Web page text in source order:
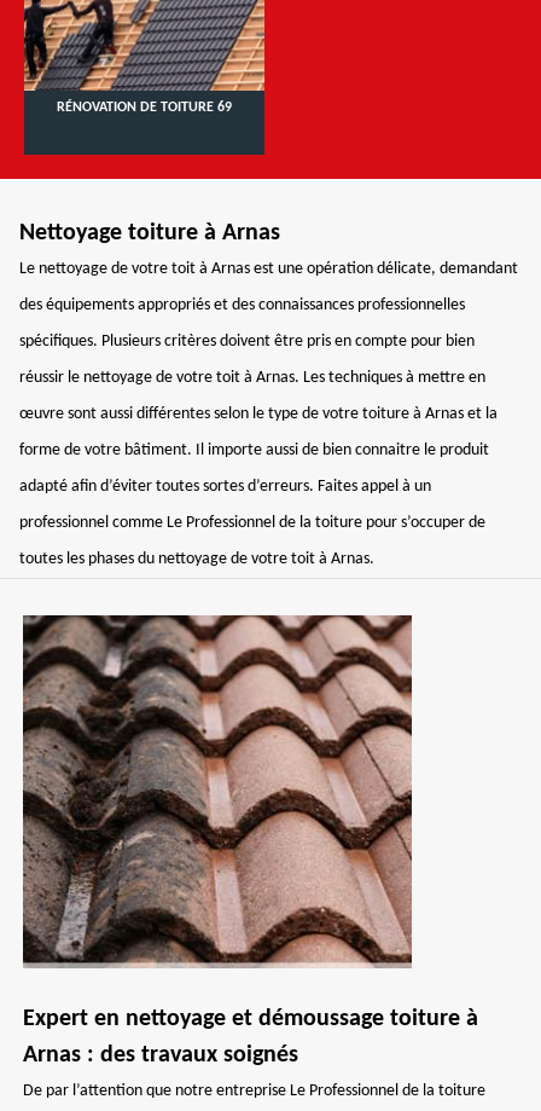
RÉNOVATION DE TOITURE 69
Nettoyage toiture à Arnas
Le nettoyage de votre toit à Arnas est une opération délicate, demandant
des équipements appropriés et des connaissances professionnelles
spécifiques. Plusieurs critères doivent être pris en compte pour bien
réussir le nettoyage de votre toit à Arnas. Les techniques à mettre en
œuvre sont aussi différentes selon le type de votre toiture à Arnas et la
forme de votre bâtiment. Il importe aussi de bien connaitre le produit
adapté afin d’éviter toutes sortes d’erreurs. Faites appel à un
professionnel comme Le Professionnel de la toiture pour s’occuper de
toutes les phases du nettoyage de votre toit à Arnas.
Expert en nettoyage et démoussage toiture à
Arnas : des travaux soignés
De par l’attention que notre entreprise Le Professionnel de la toiture